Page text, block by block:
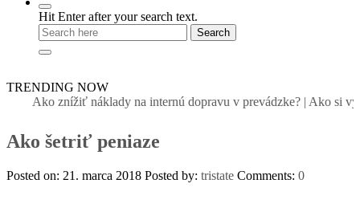
Hit Enter after your search text.
TRENDING NOW
Ako znížiť náklady na internú dopravu v prevádzke?| Ako si
Ako šetriť peniaze
Posted on: 21. marca 2018 Posted by: tristate Comments: 0